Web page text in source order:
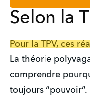
Selon la
Pour la TPV, ces
La théorie
comprendre
toujours “pouvoir”.